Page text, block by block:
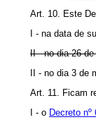
Art. 10. Este
I - na data de
II - no dia 26
II - no dia 3 de
Art. 11. Ficam
I - o Decreto